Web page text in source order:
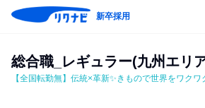
新卒採用
総合職_レギュラー(九州エリ
【全国転勤無】伝統×革新✨きもので世界をワクワ